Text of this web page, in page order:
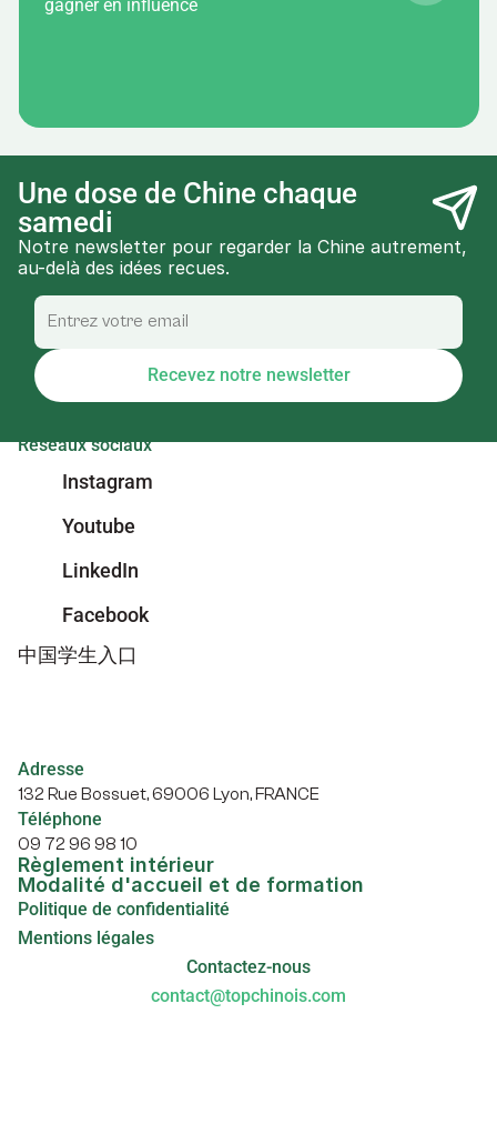
gagner en influence
Recevez notre newsletter
Une dose de Chine chaque
samedi
Notre newsletter pour regarder la Chine autrement,
au-delà des idées recues.
Contactez-nous
contact@topchinois.com
Réseaux sociaux
Instagram
Youtube
LinkedIn
Facebook
中国学生入口
Adresse
132 Rue Bossuet, 69006 Lyon, FRANCE
Téléphone
09 72 96 98 10
Règlement intérieur
Modalité d'accueil et de formation
Politique de confidentialité
Mentions légales